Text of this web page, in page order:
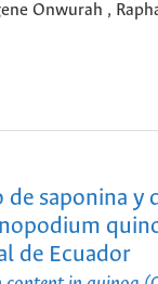
Onwurah ,
saponina y
de Ecuador